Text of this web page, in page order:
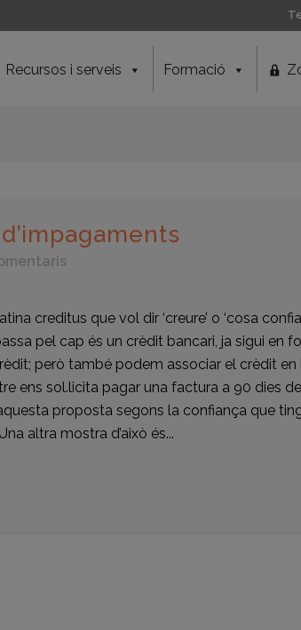
Recursos i serveis Formació
creditus que vol dir ‘creure’ o ‘cosa
pel cap és un crèdit bancari, ja sigui en
però també podem associar el crèdit en
ens sol.licita pagar una factura a 90 dies
proposta segons la confiança que
altra mostra d’això és...